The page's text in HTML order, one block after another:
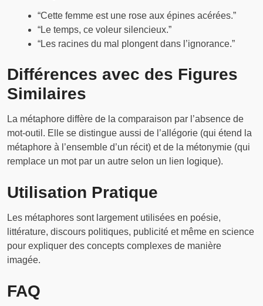
“Cette femme est une rose aux épines acérées.”
“Le temps, ce voleur silencieux.”
“Les racines du mal plongent dans l’ignorance.”
Différences avec des Figures
Similaires
La métaphore diffère de la comparaison par l’absence de
mot-outil. Elle se distingue aussi de l’allégorie (qui étend la
métaphore à l’ensemble d’un récit) et de la métonymie (qui
remplace un mot par un autre selon un lien logique).
Utilisation Pratique
Les métaphores sont largement utilisées en poésie,
littérature, discours politiques, publicité et même en science
pour expliquer des concepts complexes de manière
imagée.
FAQ